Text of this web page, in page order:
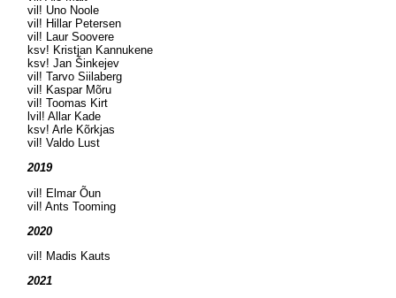
vil! Uno Noole
vil! Hillar Petersen
vil! Laur Soovere
ksv! Kristjan Kannukene
ksv! Jan Šinkejev
vil! Tarvo Siilaberg
vil! Kaspar Mõru
vil! Toomas Kirt
lvil! Allar Kade
ksv! Arle Kõrkjas
vil! Valdo Lust
2019
vil! Elmar Õun
vil! Ants Tooming
2020
vil! Madis Kauts
2021